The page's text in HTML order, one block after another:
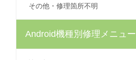
その他・修理箇所不明
Android機種別修理メニュー